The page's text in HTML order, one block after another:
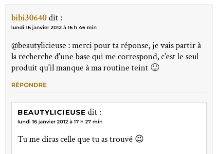
bibi30640dit :
lundi 16 janvier 2012 à 16 h 46 min
@beautylicieuse : merci pour ta réponse, je vais partir à
la recherche d'une base qui me correspond, c'est le seul
produit qu'il manque à ma routine teint 🙂
RÉPONDRE
BEAUTYLICIEUSE dit :
lundi 16 janvier 2012 à 17 h 27 min
Tu me diras celle que tu as trouvé 😉